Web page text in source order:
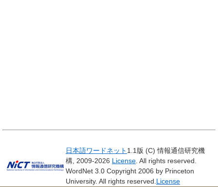
日本語ワードネット 1.1版 (C) 情報通信研究機
構, 2009-2026 License . All rights reserved.
WordNet 3.0 Copyright 2006 by Princeton
University. All rights reserved. License